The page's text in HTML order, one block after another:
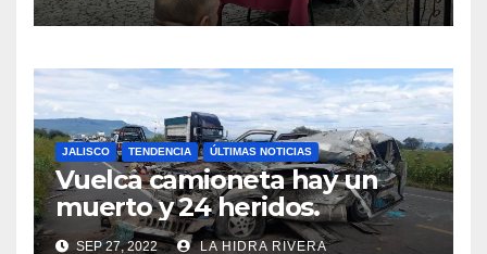
JALISCO TENDENCIA ÚLTIMAS NOTICIAS
Vuelca camioneta hay un
muerto y 24 heridos.
SEP 27, 2022 LA HIDRA RIVERA